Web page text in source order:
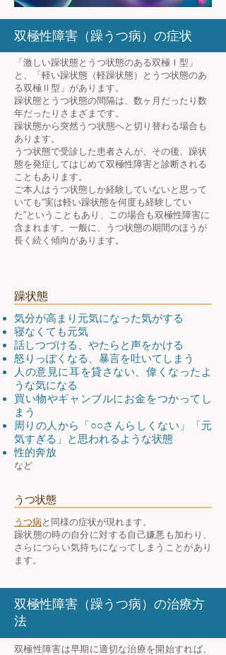
双極性障害（躁うつ病）の症状
「激しい躁状態とうつ状態のある双極Ⅰ型」
と、「軽い躁状態（軽躁状態）とうつ状態のあ
る双極Ⅱ型」があります。
躁状態とうつ状態の間隔は、数ヶ月だったり数
年だったりさまざまです。
躁状態から突然うつ状態へと切り替わる場合も
あります。
うつ状態で受診した患者さんが、その後、躁状
態を発症してはじめて双極性障害と診断される
こともあります。
ご本人はうつ状態しか経験していないと思って
いても“実は軽い躁状態を何度も経験してい
た”ということもあり、この場合も双極性障害に
含まれます。一般に、うつ状態の期間のほうが
長く続く傾向があります。
躁状態
気分が高まり元気になった気がする
寝なくても元気
話しつづける、やたらと声をかける
怒りっぽくなる、暴言を吐いてしまう
人の意見に耳を貸さない、偉くなったよ
うな気になる
買い物やギャンブルにお金をつかってし
まう
周りの人から「○○さんらしくない」「元
気すぎる」と思われるような状態
性的奔放
など
うつ状態
うつ病 と同様の症状が現れます。
躁状態の時の自分に対する自己嫌悪も加わり、
さらにつらい気持ちになってしまうことがあり
ます。
双極性障害（躁うつ病）の治療方
法
双極性障害は早期に適切な治療を開始すれば、